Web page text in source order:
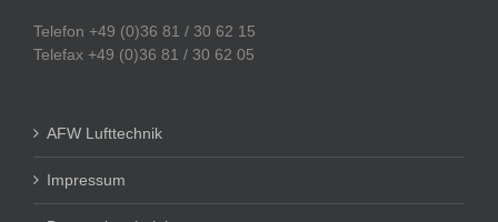
Telefon +49 (0)36 81 / 30 62 15
Telefax +49 (0)36 81 / 30 62 05
AFW Lufttechnik
Impressum